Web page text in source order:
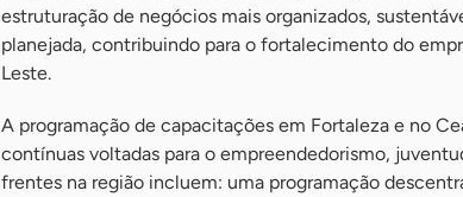
estruturação de negócios mais organizados,
planejada, contribuindo para o fortalecimento do
Leste.
A programação de capacitações em Fortaleza e no
contínuas voltadas para o empreendedorismo,
frentes na região incluem: uma programação